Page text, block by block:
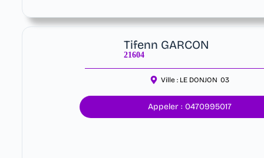
Tifenn GARCON
21604
Ville : LE DONJON 03
Appeler : 0470995017